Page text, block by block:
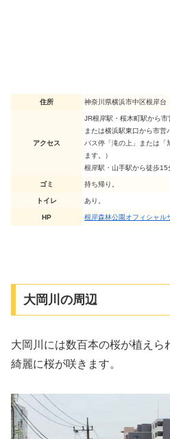
住所 神奈川県横浜市中区根岸台
アクセス
JR根岸駅・桜木町駅から市
または横浜駅東口から市営
バス停「滝の上」または「
ます。）
根岸駅・山手駅から徒歩15
ゴミ 持ち帰り。
トイレ あり。
HP 根岸森林公園オフィシャル
大岡川の周辺
大岡川には数百本の桜が植えら
綺麗に桜が咲きます。